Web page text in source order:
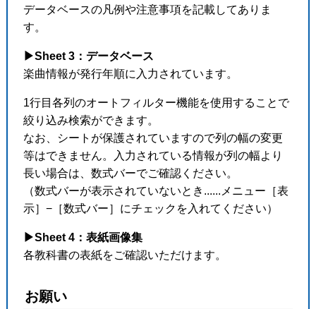
データベースの凡例や注意事項を記載してありま
す。
▶︎Sheet 3：データベース
楽曲情報が発行年順に入力されています。
1行目各列のオートフィルター機能を使用することで
絞り込み検索ができます。
なお、シートが保護されていますので列の幅の変更
等はできません。入力されている情報が列の幅より
長い場合は、数式バーでご確認ください。
（数式バーが表示されていないとき......メニュー［表
示］−［数式バー］にチェックを入れてください）
▶︎Sheet 4：表紙画像集
各教科書の表紙をご確認いただけます。
お願い